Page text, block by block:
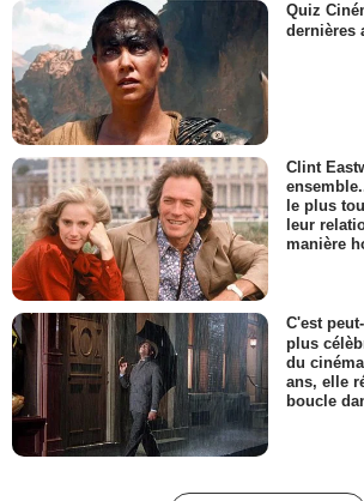
Quiz
dernières
Clint
le plus
leur
manière
C'est
plus
du
ans, elle
boucle